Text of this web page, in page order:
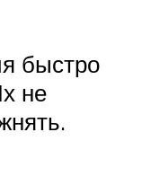
быстро
не